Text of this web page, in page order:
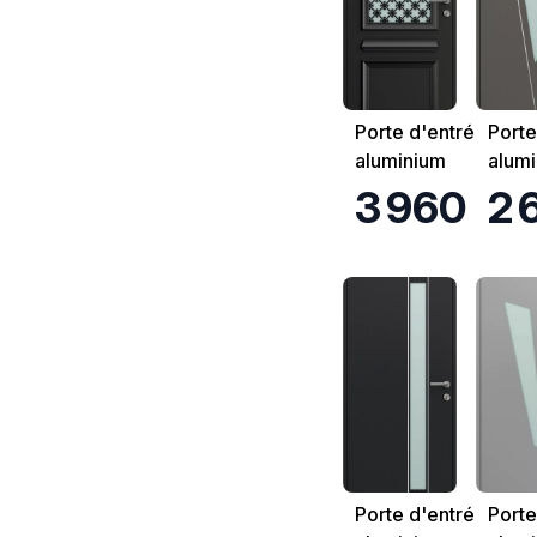
Porte d'entrée
aluminium
K.Line Bastille
3 960 €
2
Porte d'entrée